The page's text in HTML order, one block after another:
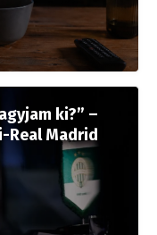
ki?” –
Real Madrid